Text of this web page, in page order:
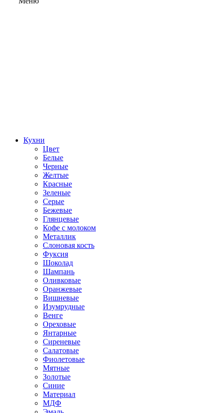
Кухни
Цвет
Белые
Черные
Желтые
Красные
Зеленые
Серые
Бежевые
Глянцевые
Кофе с молоком
Металлик
Слоновая кость
Фуксия
Шоколад
Шампань
Оливковые
Оранжевые
Вишневые
Изумрудные
Венге
Ореховые
Янтарные
Сиреневые
Салатовые
Фиолетовые
Мятные
Золотые
Синие
Материал
МДФ